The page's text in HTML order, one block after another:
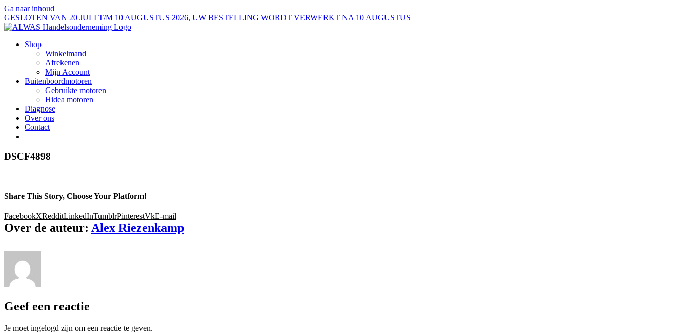
Ga naar inhoud
GESLOTEN VAN 20 JULI T/M 10 AUGUSTUS 2026, UW BESTELLING WORDT VERWERKT NA 10 AUGUSTUS
Shop
Winkelmand
Afrekenen
Mijn Account
Buitenboordmotoren
Gebruikte motoren
Hidea motoren
Diagnose
Over ons
Contact
DSCF4898
Share This Story, Choose Your Platform!
FacebookXRedditLinkedInTumblrPinterestVkE-mail
Over de auteur: Alex Riezenkamp
Geef een reactie
Je moet ingelogd zijn om een reactie te geven.